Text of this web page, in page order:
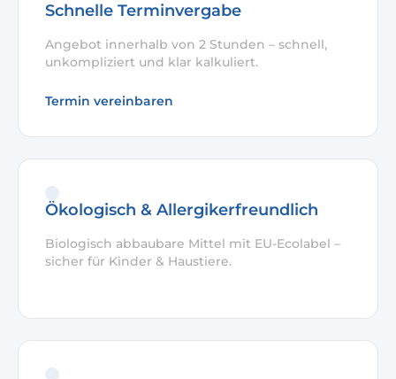
Schnelle Terminvergabe
Angebot innerhalb von 2 Stunden – schnell,
unkompliziert und klar kalkuliert.
Termin vereinbaren
Ökologisch & Allergikerfreundlich
Biologisch abbaubare Mittel mit EU-Ecolabel –
sicher für Kinder & Haustiere.